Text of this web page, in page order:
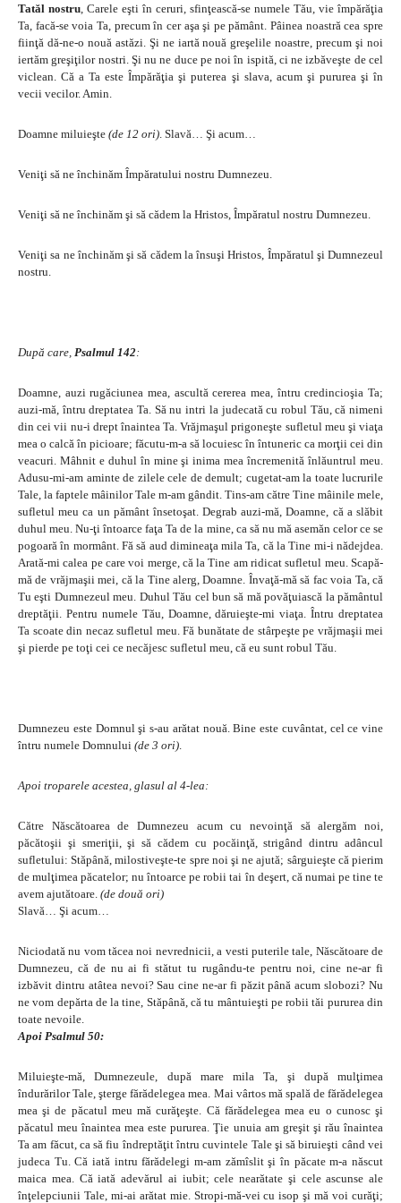
Tatăl nostru , Carele eşti în ceruri, sfinţească-se numele Tău, vie împărăţia
Ta, facă-se voia Ta, precum în cer aşa şi pe pământ. Pâinea noastră cea spre
fiinţă dă-ne-o nouă astăzi. Şi ne iartă nouă greşelile noastre, precum şi noi
iertăm greşiţilor nostri. Şi nu ne duce pe noi în ispită, ci ne izbăveşte de cel
viclean. Că a Ta este Împărăţia şi puterea şi slava, acum şi pururea şi în
vecii vecilor. Amin.
Doamne miluieşte (de 12 ori) . Slavă… Şi acum…
Veniţi să ne închinăm Împăratului nostru Dumnezeu.
Veniţi să ne închinăm şi să cădem la Hristos, Împăratul nostru Dumnezeu.
Veniţi sa ne închinăm şi să cădem la însuşi Hristos, Împăratul şi Dumnezeul
nostru.
După care, Psalmul 142:
Doamne, auzi rugăciunea mea, ascultă cererea mea, întru credincioşia Ta;
auzi-mă, întru dreptatea Ta. Să nu intri la judecată cu robul Tău, că nimeni
din cei vii nu-i drept înaintea Ta. Vrăjmaşul prigoneşte sufletul meu şi viaţa
mea o calcă în picioare; făcutu-m-a să locuiesc în întuneric ca morţii cei din
veacuri. Mâhnit e duhul în mine şi inima mea încremenită înlăuntrul meu.
Adusu-mi-am aminte de zilele cele de demult; cugetat-am la toate lucrurile
Tale, la faptele mâinilor Tale m-am gândit. Tins-am către Tine mâinile mele,
sufletul meu ca un pământ însetoşat. Degrab auzi-mă, Doamne, că a slăbit
duhul meu. Nu-ţi întoarce faţa Ta de la mine, ca să nu mă asemăn celor ce se
pogoară în mormânt. Fă să aud dimineaţa mila Ta, că la Tine mi-i nădejdea.
Arată-mi calea pe care voi merge, că la Tine am ridicat sufletul meu. Scapă-
mă de vrăjmaşii mei, că la Tine alerg, Doamne. Învaţă-mă să fac voia Ta, că
Tu eşti Dumnezeul meu. Duhul Tău cel bun să mă povăţuiască la pământul
dreptăţii. Pentru numele Tău, Doamne, dăruieşte-mi viaţa. Întru dreptatea
Ta scoate din necaz sufletul meu. Fă bunătate de stârpeşte pe vrăjmaşii mei
şi pierde pe toţi cei ce necăjesc sufletul meu, că eu sunt robul Tău.
Dumnezeu este Domnul şi s-au arătat nouă. Bine este cuvântat, cel ce vine
întru numele Domnului (de 3 ori)
Apoi troparele acestea, glasul al 4-lea:
Către Născătoarea de Dumnezeu acum cu nevoinţă să alergăm noi,
păcătoşii şi smeriţii, şi să cădem cu pocăinţă, strigând dintru adâncul
sufletului: Stăpână, milostiveşte-te spre noi şi ne ajută; sârguieşte că pierim
de mulţimea păcatelor; nu întoarce pe robii tai în deşert, că numai pe tine te
avem ajutătoare. (de două ori)
Slavă… Şi acum…
Niciodată nu vom tăcea noi nevrednicii, a vesti puterile tale, Născătoare de
Dumnezeu, că de nu ai fi stătut tu rugându-te pentru noi, cine ne-ar fi
izbăvit dintru atâtea nevoi? Sau cine ne-ar fi păzit până acum slobozi? Nu
ne vom depărta de la tine, Stăpână, că tu mântuieşti pe robii tăi pururea din
toate nevoile.
Apoi Psalmul 50:
Miluieşte-mă, Dumnezeule, după mare mila Ta, şi după mulţimea
îndurărilor Tale, şterge fărădelegea mea. Mai vârtos mă spală de fărădelegea
mea şi de păcatul meu mă curăţeşte. Că fărădelegea mea eu o cunosc şi
păcatul meu înaintea mea este pururea. Ţie unuia am greşit şi rău înaintea
Ta am făcut, ca să fiu îndreptăţit întru cuvintele Tale şi să biruieşti când vei
judeca Tu. Că iată intru fărădelegi m-am zămîslit şi în păcate m-a născut
maica mea. Că iată adevărul ai iubit; cele nearătate şi cele ascunse ale
înţelepciunii Tale, mi-ai arătat mie. Stropi-mă-vei cu isop şi mă voi curăţi;